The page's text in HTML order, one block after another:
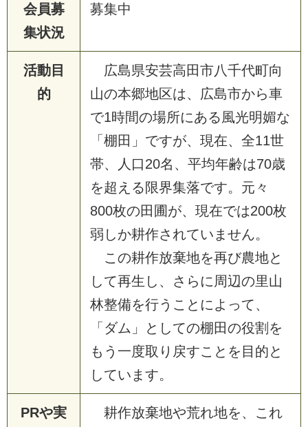
会員募
集状況
募集中
活動目
的
広島県安芸高田市八千代町向
山の本郷地区は、広島市から車
で1時間の場所にある風光明媚な
「棚田」ですが、現在、全11世
帯、人口20名、平均年齢は70歳
を超える限界集落です。元々
800枚の田圃が、現在では200枚
弱しか耕作されていません。
この耕作放棄地を再び農地と
して再生し、さらに周辺の里山
林整備を行うことによって、
「ダム」としての棚田の役割を
もう一度取り戻すことを目的と
しています。
PRや実
耕作放棄地や荒れ地を、これ